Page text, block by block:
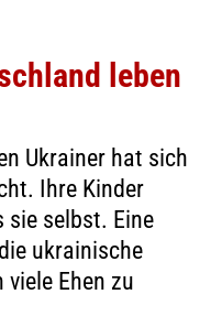
leben
Ukrainer hat sich
Ihre Kinder
sie selbst. Eine
ukrainische
Ehen zu